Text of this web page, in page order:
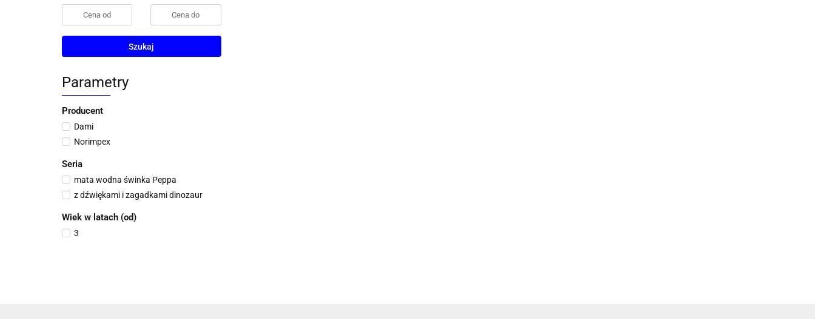
Szukaj
Parametry
Producent
Dami
Norimpex
Seria
mata wodna świnka Peppa
z dźwiękami i zagadkami dinozaur
Wiek w latach (od)
3